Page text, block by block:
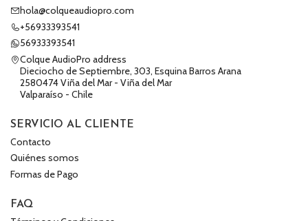
hola@colqueaudiopro.com
+56933393541
56933393541
Colque AudioPro address
Dieciocho de Septiembre, 303, Esquina Barros Arana
2580474 Viña del Mar - Viña del Mar
Valparaíso - Chile
SERVICIO AL CLIENTE
Contacto
Quiénes somos
Formas de Pago
FAQ